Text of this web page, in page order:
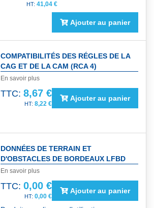
41,04 €
Ajouter au panier
COMPATIBILITÉS DES RÉGLES DE LA
CAG ET DE LA CAM (RCA 4)
En savoir plus
TTC: 8,67 €
8,22 €
Ajouter au panier
DONNÉES DE TERRAIN ET
D'OBSTACLES DE BORDEAUX LFBD
En savoir plus
TTC: 0,00 €
0,00 €
Ajouter au panier